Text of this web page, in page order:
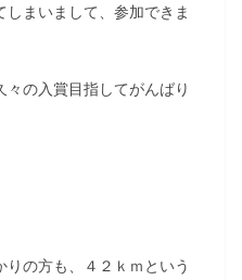
まいまして、参加できま
の入賞目指してがんばり
の方も、４２ｋｍという